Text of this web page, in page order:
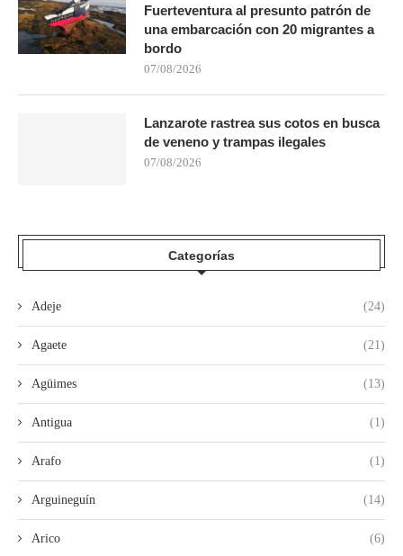
Fuerteventura al presunto patrón de
una embarcación con 20 migrantes a
bordo
07/08/2026
Lanzarote rastrea sus cotos en busca
de veneno y trampas ilegales
07/08/2026
Categorías
Adeje (24)
Agaete (21)
Agüimes (13)
Antigua (1)
Arafo (1)
Arguineguín (14)
Arico (6)